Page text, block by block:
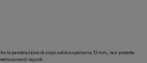
la penetrazione di corpi solidi superiori a 12 mm, non protetto
di liquidi.